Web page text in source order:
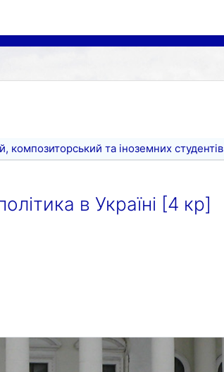
композиторський та іноземних студентів
в Україні [4 кр]